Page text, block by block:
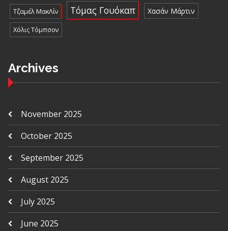
Τζαμέλ ΜακΛίν Τόμας Γουόκαπ Χασάν Μάρτιν
Χόλις Τόμπσον
Archives
November 2025
October 2025
September 2025
August 2025
July 2025
June 2025